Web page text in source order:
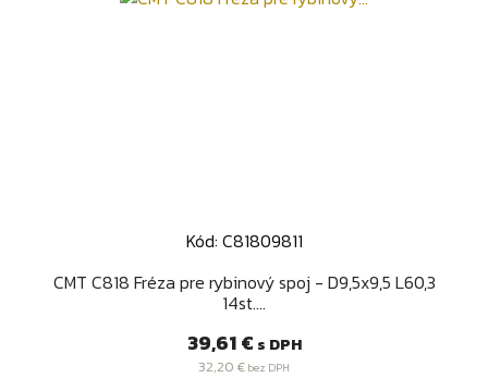
Kód: C81809811
CMT C818 Fréza pre rybinový spoj - D9,5x9,5 L60,3
14st....
Cena
39,61 € s DPH
32,20 € bez DPH